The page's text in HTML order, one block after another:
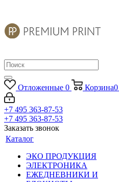
Отложенные 0 Корзина0
+7 495 363-87-53
+7 495 363-87-53
Заказать звонок
Каталог
ЭКО ПРОДУКЦИЯ
ЭЛЕКТРОНИКА
ЕЖЕДНЕВНИКИ И